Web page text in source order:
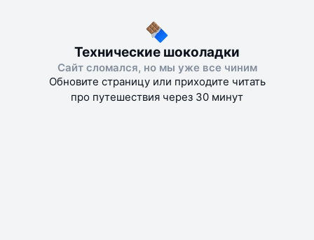
Технические шоколадки
Сайт сломался, но мы уже все чиним
Обновите страницу или приходите читать
про путешествия через 30 минут